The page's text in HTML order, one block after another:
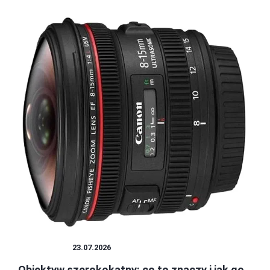
23.07.2026